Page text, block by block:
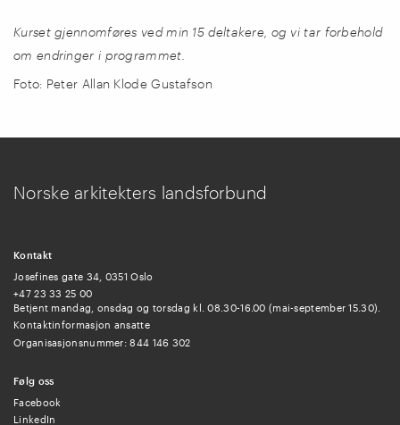
Kurset gjennomføres ved min 15 deltakere, og vi tar forbehold
om endringer i programmet.
Foto: Peter Allan Klode Gustafson
Norske arkitekters landsforbund
Kontakt
Josefines gate 34, 0351 Oslo
+47 23 33 25 00
Betjent mandag, onsdag og torsdag kl. 08.30-16.00 (mai-september 15.30).
Kontaktinformasjon ansatte
Organisasjonsnummer: 844 146 302
Følg oss
Facebook
LinkedIn